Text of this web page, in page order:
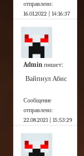
отправлено:
16.01.2022 | 14:16:37
Admin пишет:
Вайпнул Абис
Сообщение
отправлено:
22.08.2021 | 15:53:29